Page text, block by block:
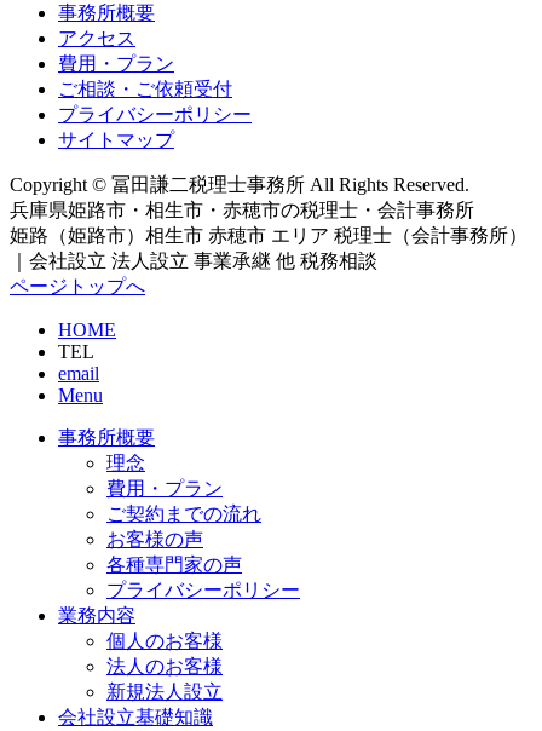
事務所概要
アクセス
費用・プラン
ご相談・ご依頼受付
プライバシーポリシー
サイトマップ
Copyright © 冨田謙二税理士事務所 All Rights Reserved.
兵庫県姫路市・相生市・赤穂市の税理士・会計事務所
姫路（姫路市）相生市 赤穂市 エリア 税理士（会計事務所）
｜会社設立 法人設立 事業承継 他 税務相談
ページトップへ
HOME
TEL
email
Menu
事務所概要
理念
費用・プラン
ご契約までの流れ
お客様の声
各種専門家の声
プライバシーポリシー
業務内容
個人のお客様
法人のお客様
新規法人設立
会社設立基礎知識